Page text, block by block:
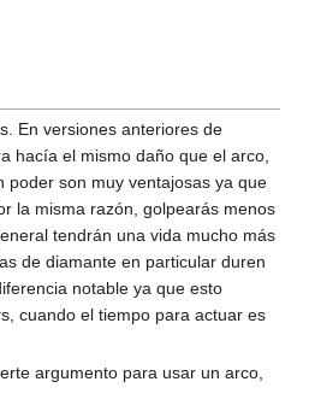
En versiones anteriores de
hacía el mismo daño que el arco,
poder son muy ventajosas ya que
la misma razón, golpearás menos
tendrán una vida mucho más
de diamante en particular duren
notable ya que esto
cuando el tiempo para actuar es
argumento para usar un arco,